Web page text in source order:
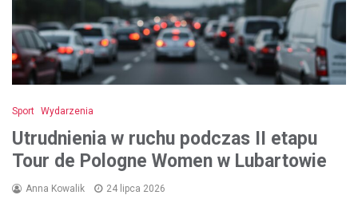
Sport Wydarzenia
Utrudnienia w ruchu podczas II etapu
Tour de Pologne Women w Lubartowie
Anna Kowalik 24 lipca 2026